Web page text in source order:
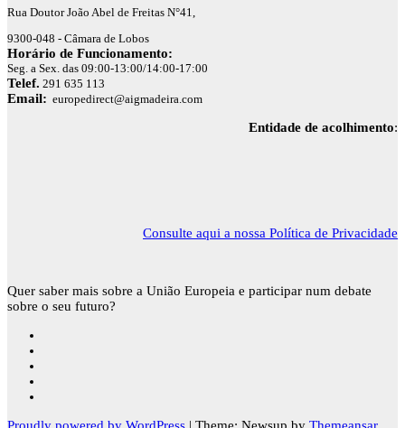
Rua Doutor João Abel de Freitas N°41,
9300-048 - Câmara de Lobos
Horário de Funcionamento:
Seg. a Sex. das 09:00-13:00/14:00-17:00
Telef. 291 635 113
Email: europedirect@aigmadeira.com
Entidade de acolhimento:
Consulte aqui a nossa Política de Privacidade
Quer saber mais sobre a União Europeia e participar num debate
sobre o seu futuro?